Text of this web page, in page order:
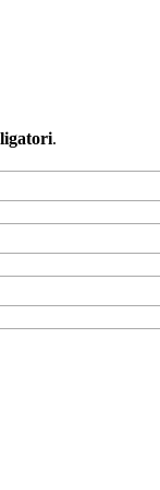
.